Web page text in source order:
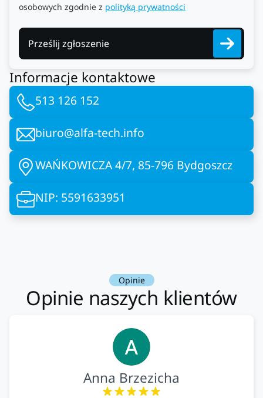
osobowych zgodnie z polityką prywatności
Prześlij zgłoszenie
Informacje kontaktowe
513 126 152
biuro@alfa-tech.info
WAŃKOWICZA 4/7, 85-796 Bydgoszcz
NIP: 5591633951
Opinie
Opinie naszych klientów
Anna Brzezicha